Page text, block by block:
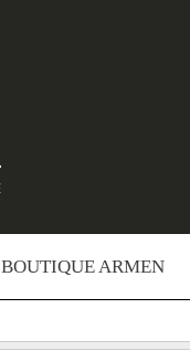
BOUTIQUE ARMEN